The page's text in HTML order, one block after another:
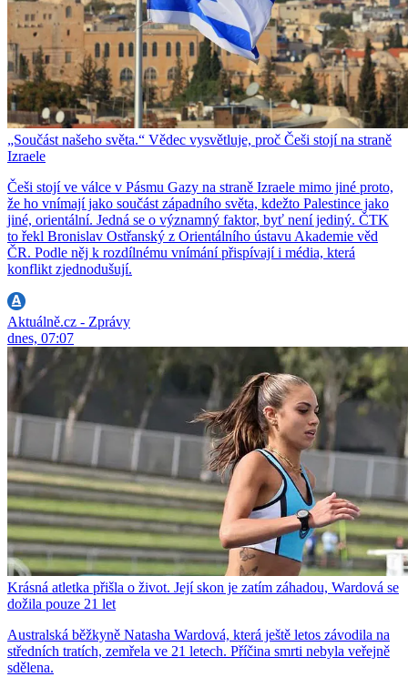
„Součást našeho světa.“ Vědec vysvětluje, proč Češi stojí na straně
Izraele
Češi stojí ve válce v Pásmu Gazy na straně Izraele mimo jiné proto,
že ho vnímají jako součást západního světa, kdežto Palestince jako
jiné, orientální. Jedná se o významný faktor, byť není jediný. ČTK
to řekl Bronislav Ostřanský z Orientálního ústavu Akademie věd
ČR. Podle něj k rozdílnému vnímání přispívají i média, která
konflikt zjednodušují.
Aktuálně.cz - Zprávy
dnes, 07:07
Krásná atletka přišla o život. Její skon je zatím záhadou, Wardová se
dožila pouze 21 let
Australská běžkyně Natasha Wardová, která ještě letos závodila na
středních tratích, zemřela ve 21 letech. Příčina smrti nebyla veřejně
sdělena.